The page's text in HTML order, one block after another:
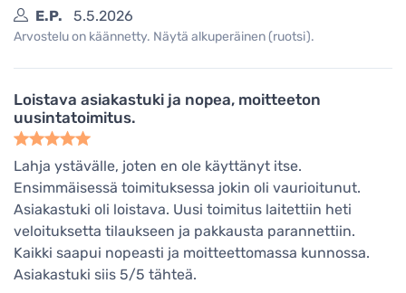
E.P.
5.5.2026
Arvostelu on käännetty. Näytä alkuperäinen (ruotsi).
Loistava asiakastuki ja nopea, moitteeton
uusintatoimitus.
Lahja ystävälle, joten en ole käyttänyt itse.
Ensimmäisessä toimituksessa jokin oli vaurioitunut.
Asiakastuki oli loistava. Uusi toimitus laitettiin heti
veloituksetta tilaukseen ja pakkausta parannettiin.
Kaikki saapui nopeasti ja moitteettomassa kunnossa.
Asiakastuki siis 5/5 tähteä.